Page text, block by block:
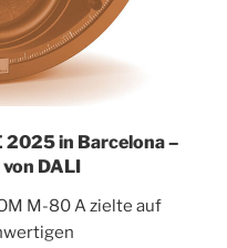
2025 in Barcelona –
DALI
M-80 A zielte auf